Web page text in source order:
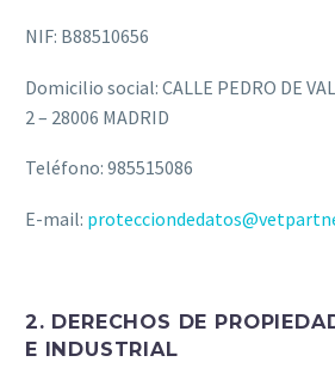
NIF: B88510656
Domicilio social: CALLE PEDRO DE
2 – 28006 MADRID
Teléfono: 985515086
E-mail:
2. DERECHOS DE
E INDUSTRIAL